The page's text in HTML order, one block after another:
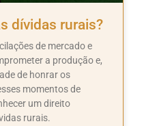
dívidas rurais?
de mercado e
a produção e,
de honrar os
momentos de
um direito
rurais.